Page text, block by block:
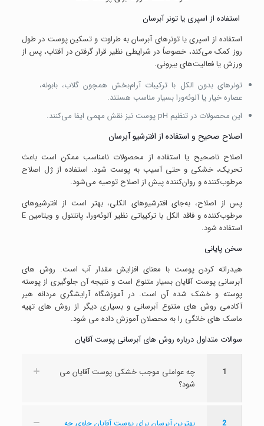
استفاده از اسپری یا تونر آبرسان
استفاده از اسپری یا تونرهای آبرسان به طراوت و تسکین پوست در طول
روز کمک می‌کند، خصوصاً در شرایطی نظیر قرار گرفتن در آفتاب، پس از
ورزش یا فعالیت‌های بیرونی.
تونرهای بدون الکل با ترکیبات آرام‌بخش همچون گلاب، بابونه،
عصاره خیار یا آلوئه‌ورا بسیار مناسب هستند.
این محصولات در تنظیم pH پوست نیز نقش مهمی ایفا می‌کنند.
اصلاح صحیح و استفاده از افترشیو آبرسان
اصلاح ناصحیح یا استفاده از محصولات نامناسب ممکن است باعث
تحریک، خشکی و حتی آسیب به پوست شود. استفاده از ژل اصلاح
مرطوب‌کننده و روان‌کننده پیش از اصلاح توصیه می‌شود.
پس از اصلاح، به‌جای افترشیوهای الکلی، بهتر است از افترشیوهای
مرطوب‌کننده و فاقد الکل با ترکیباتی نظیر آلوئه‌ورا، پانتنول و ویتامین E
استفاده شود.
سخن پایانی
هیدراته کردن پوست با معنای افزایش مقدار آب است. روش های
آبرسانی پوست آقایان بسیار متنوع است و نتیجه آن جلوگیری از پوسته
پوسته و خشک شده آن است. در آموزشگاه آرایشگری مردانه هیر
آکادمی روش های متنوع آبرسانی و بسیاری دیگر از روش های تهیه
ماسک های خانگی را به محصلان آموزش داده می شود.
سوالات متداول درباره روش های آبرسانی پوست آقایان
1
چه عواملی موجب خشکی پوست آقایان می
شود؟
2 بهترین آبرسان برای پوست آقایان حاوی چه